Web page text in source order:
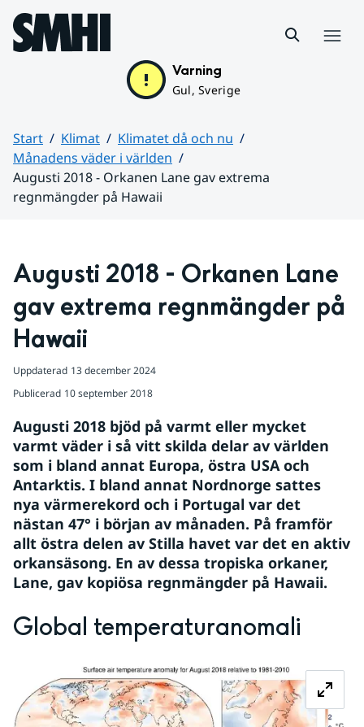
Hoppa till sidans innehåll
Varning
Gul, Sverige
Start Klimat
Klimatet då och nu
Månadens väder i världen
Augusti 2018 - Orkanen Lane gav extrema
regnmängder på Hawaii
Augusti 2018 - Orkanen Lane
gav extrema regnmängder på
Hawaii
Uppdaterad 13 december 2024
Publicerad 10 september 2018
Augusti 2018 bjöd på varmt eller mycket
varmt väder i så vitt skilda delar av världen
som i bland annat Europa, östra USA och
Antarktis. I bland annat Nordnorge sattes
nya värmerekord och i Portugal var det
nästan 47° i början av månaden. På framför
allt östra delen av Stilla havet var det en aktiv
orkansäsong. En av dessa tropiska orkaner,
Lane, gav kopiösa regnmängder på Hawaii.
Global temperaturanomali